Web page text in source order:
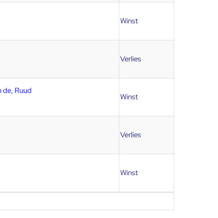
Winst
Verlies
de, Ruud
Winst
Verlies
Winst